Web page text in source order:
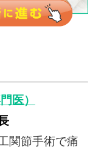
医）
関節手術で痛